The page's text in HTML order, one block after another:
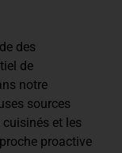
des
de
notre
sources
et les
proactive